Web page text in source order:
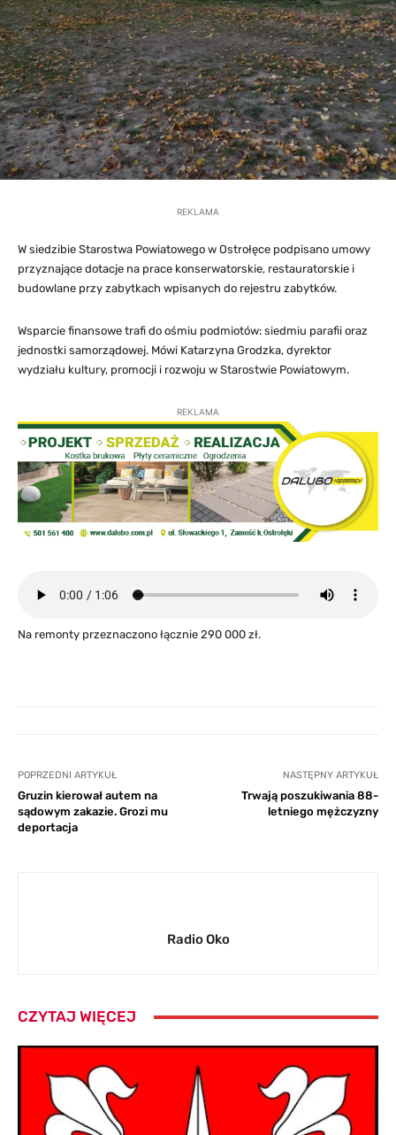
REKLAMA
W siedzibie Starostwa Powiatowego w Ostrołęce podpisano umowy
przyznające dotacje na prace konserwatorskie, restauratorskie i
budowlane przy zabytkach wpisanych do rejestru zabytków.
Wsparcie finansowe trafi do ośmiu podmiotów: siedmiu parafii oraz
jednostki samorządowej. Mówi Katarzyna Grodzka, dyrektor
wydziału kultury, promocji i rozwoju w Starostwie Powiatowym.
REKLAMA
Na remonty przeznaczono łącznie 290 000 zł.
POPRZEDNI ARTYKUŁ
Gruzin kierował autem na
sądowym zakazie. Grozi mu
deportacja
NASTĘPNY ARTYKUŁ
Trwają poszukiwania 88-
letniego mężczyzny
Radio Oko
CZYTAJ WIĘCEJ